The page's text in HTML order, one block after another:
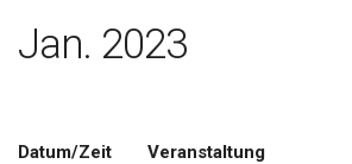
Jan. 2023
Datum/Zeit Veranstaltung